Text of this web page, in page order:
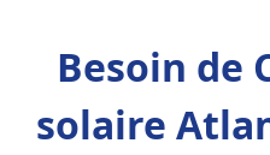
Besoin de
solaire